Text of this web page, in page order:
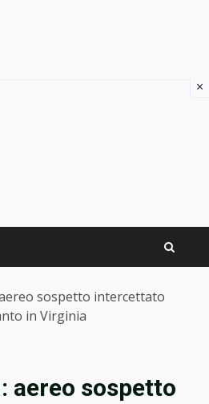
sospetto intercettato
in Virginia
aereo sospetto
×